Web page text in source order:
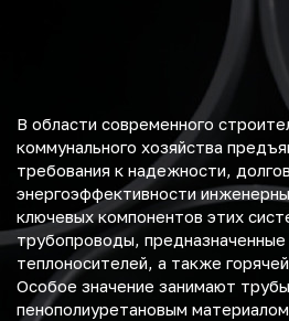
В области современного
коммунального хозяйства
требования к надежности,
энергоэффективности
ключевых компонентов этих
трубопроводы,
теплоносителей, а также
Особое значение занимают
пенополиуретановым